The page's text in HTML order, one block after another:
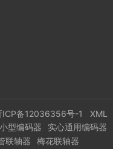
ICP备12036356号-1 XML
型编码器 实心通用编码器
联轴器 梅花联轴器